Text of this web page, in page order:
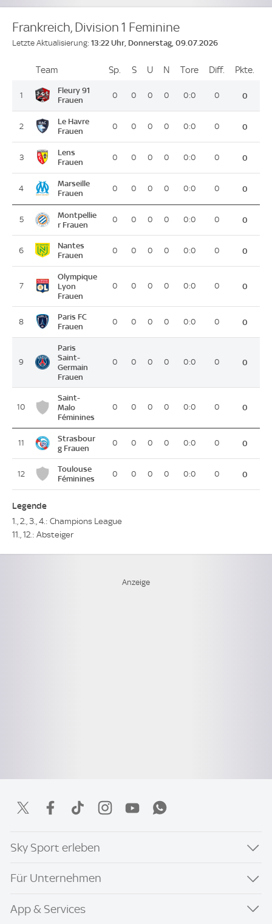
Frankreich, Division 1 Feminine
Letzte Aktualisierung: 13:22 Uhr, Donnerstag, 09.07.2026
PlatzTeam Sp. Spiele
SSiege
U Unentschieden
N Niederlagen
Tore ToreDiff. Differenz
Pkte.
1
Fleury 91
Frauen
0 0 0 0 0:0 0 0
2
Le Havre
Frauen
0 0 0 0 0:0 0 0
3
Lens
Frauen
0 0 0 0 0:0 0 0
4
Marseille
Frauen
0 0 0 0 0:0 0 0
5
Montpellie
r Frauen
0 0 0 0 0:0 0 0
6
Nantes
Frauen
0 0 0 0 0:0 0 0
7
Olympique
Lyon
Frauen
0 0 0 0 0:0 0 0
8
Paris FC
Frauen
0 0 0 0 0:0 0 0
9
Paris
Saint-
Germain
Frauen
0 0 0 0 0:0 0 0
10
Saint-
Malo
Féminines
0 0 0 0 0:0 0 0
11
Strasbour
g Frauen
0 0 0 0 0:0 0 0
12
Toulouse
Féminines
0 0 0 0 0:0 0 0
Legende
1., 2., 3., 4.: Champions League
11., 12.: Absteiger
Sky Sport erleben
Für Unternehmen
App & Services